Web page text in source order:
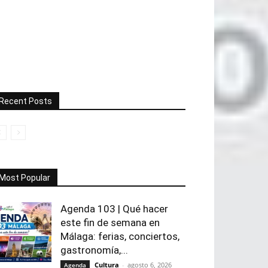
Posts
Popular
Agenda 103 | Qué hacer
este fin de semana en
Málaga: ferias, conciertos,
gastronomía,...
Agenda Cultura - agosto 6, 2026